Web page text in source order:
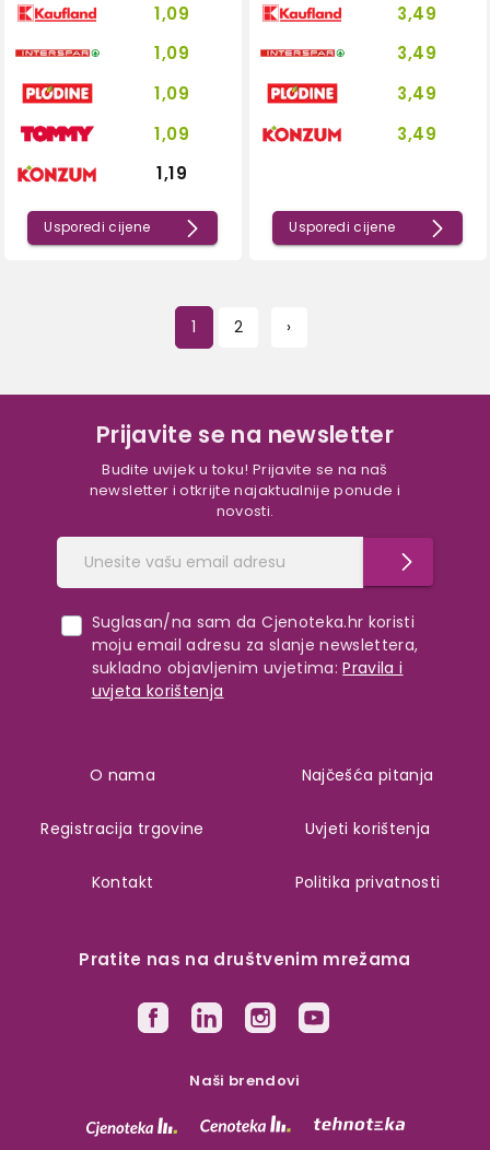
1,09
1,09
1,09
1,09
1,19
Usporedi cijene
3,49
3,49
3,49
3,49
Usporedi cijene
1 2 ›
Prijavite se na newsletter
Budite uvijek u toku! Prijavite se na naš
newsletter i otkrijte najaktualnije ponude i
novosti.
Suglasan/na sam da Cjenoteka.hr koristi
moju email adresu za slanje newslettera,
sukladno objavljenim uvjetima: Pravila i
uvjeta korištenja
Pratite nas na društvenim mrežama
Naši brendovi
O nama
Registracija trgovine
Kontakt
Najčešća pitanja
Uvjeti korištenja
Politika privatnosti